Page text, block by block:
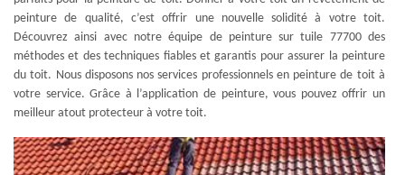
peinture de qualité, c’est offrir une nouvelle solidité à votre toit.
Découvrez ainsi avec notre équipe de peinture sur tuile 77700 des
méthodes et des techniques fiables et garantis pour assurer la peinture
du toit. Nous disposons nos services professionnels en peinture de toit à
votre service. Grâce à l’application de peinture, vous pouvez offrir un
meilleur atout protecteur à votre toit.